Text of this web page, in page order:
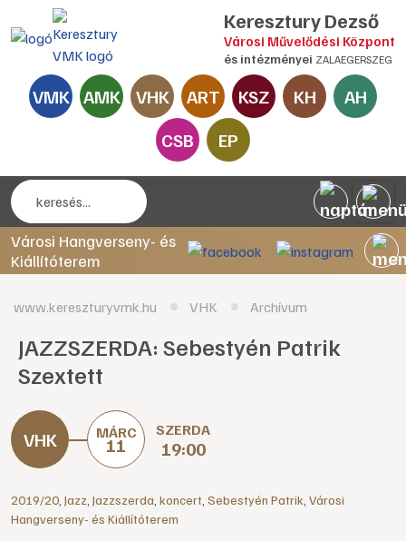
Keresztury Dezső
Városi Művelődési Központ
és intézményei ZALAEGERSZEG
VMK AMK VHK ART KSZ KH
AH
CSB
EP
Városi Hangverseny- és
Kiállítóterem
www.kereszturyvmk.hu VHK Archívum
JAZZSZERDA: Sebestyén Patrik
Szextett
MÁRC
11
SZERDA
19:00
2019/20 Jazz Jazzszerda koncert Sebestyén Patrik Városi
Hangverseny- és Kiállítóterem